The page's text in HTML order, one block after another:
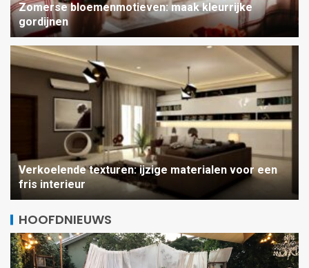
Zomerse bloemenmotieven: maak kleurrijke
gordijnen
Verkoelende texturen: ijzige materialen voor een
fris interieur
HOOFDNIEUWS